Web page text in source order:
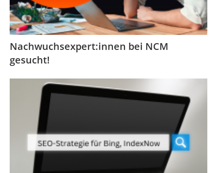
Nachwuchsexpert:innen bei NCM
gesucht!